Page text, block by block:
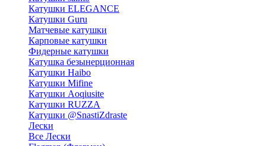
Катушки ELEGANCE
Катушки Guru
Матчевые катушки
Карповые катушки
Фидерные катушки
Катушка безынерционная
Катушки Haibo
Катушки Mifine
Катушки Aoqiusite
Катушки RUZZA
Катушки @SnastiZdraste
Лески
Все Лески